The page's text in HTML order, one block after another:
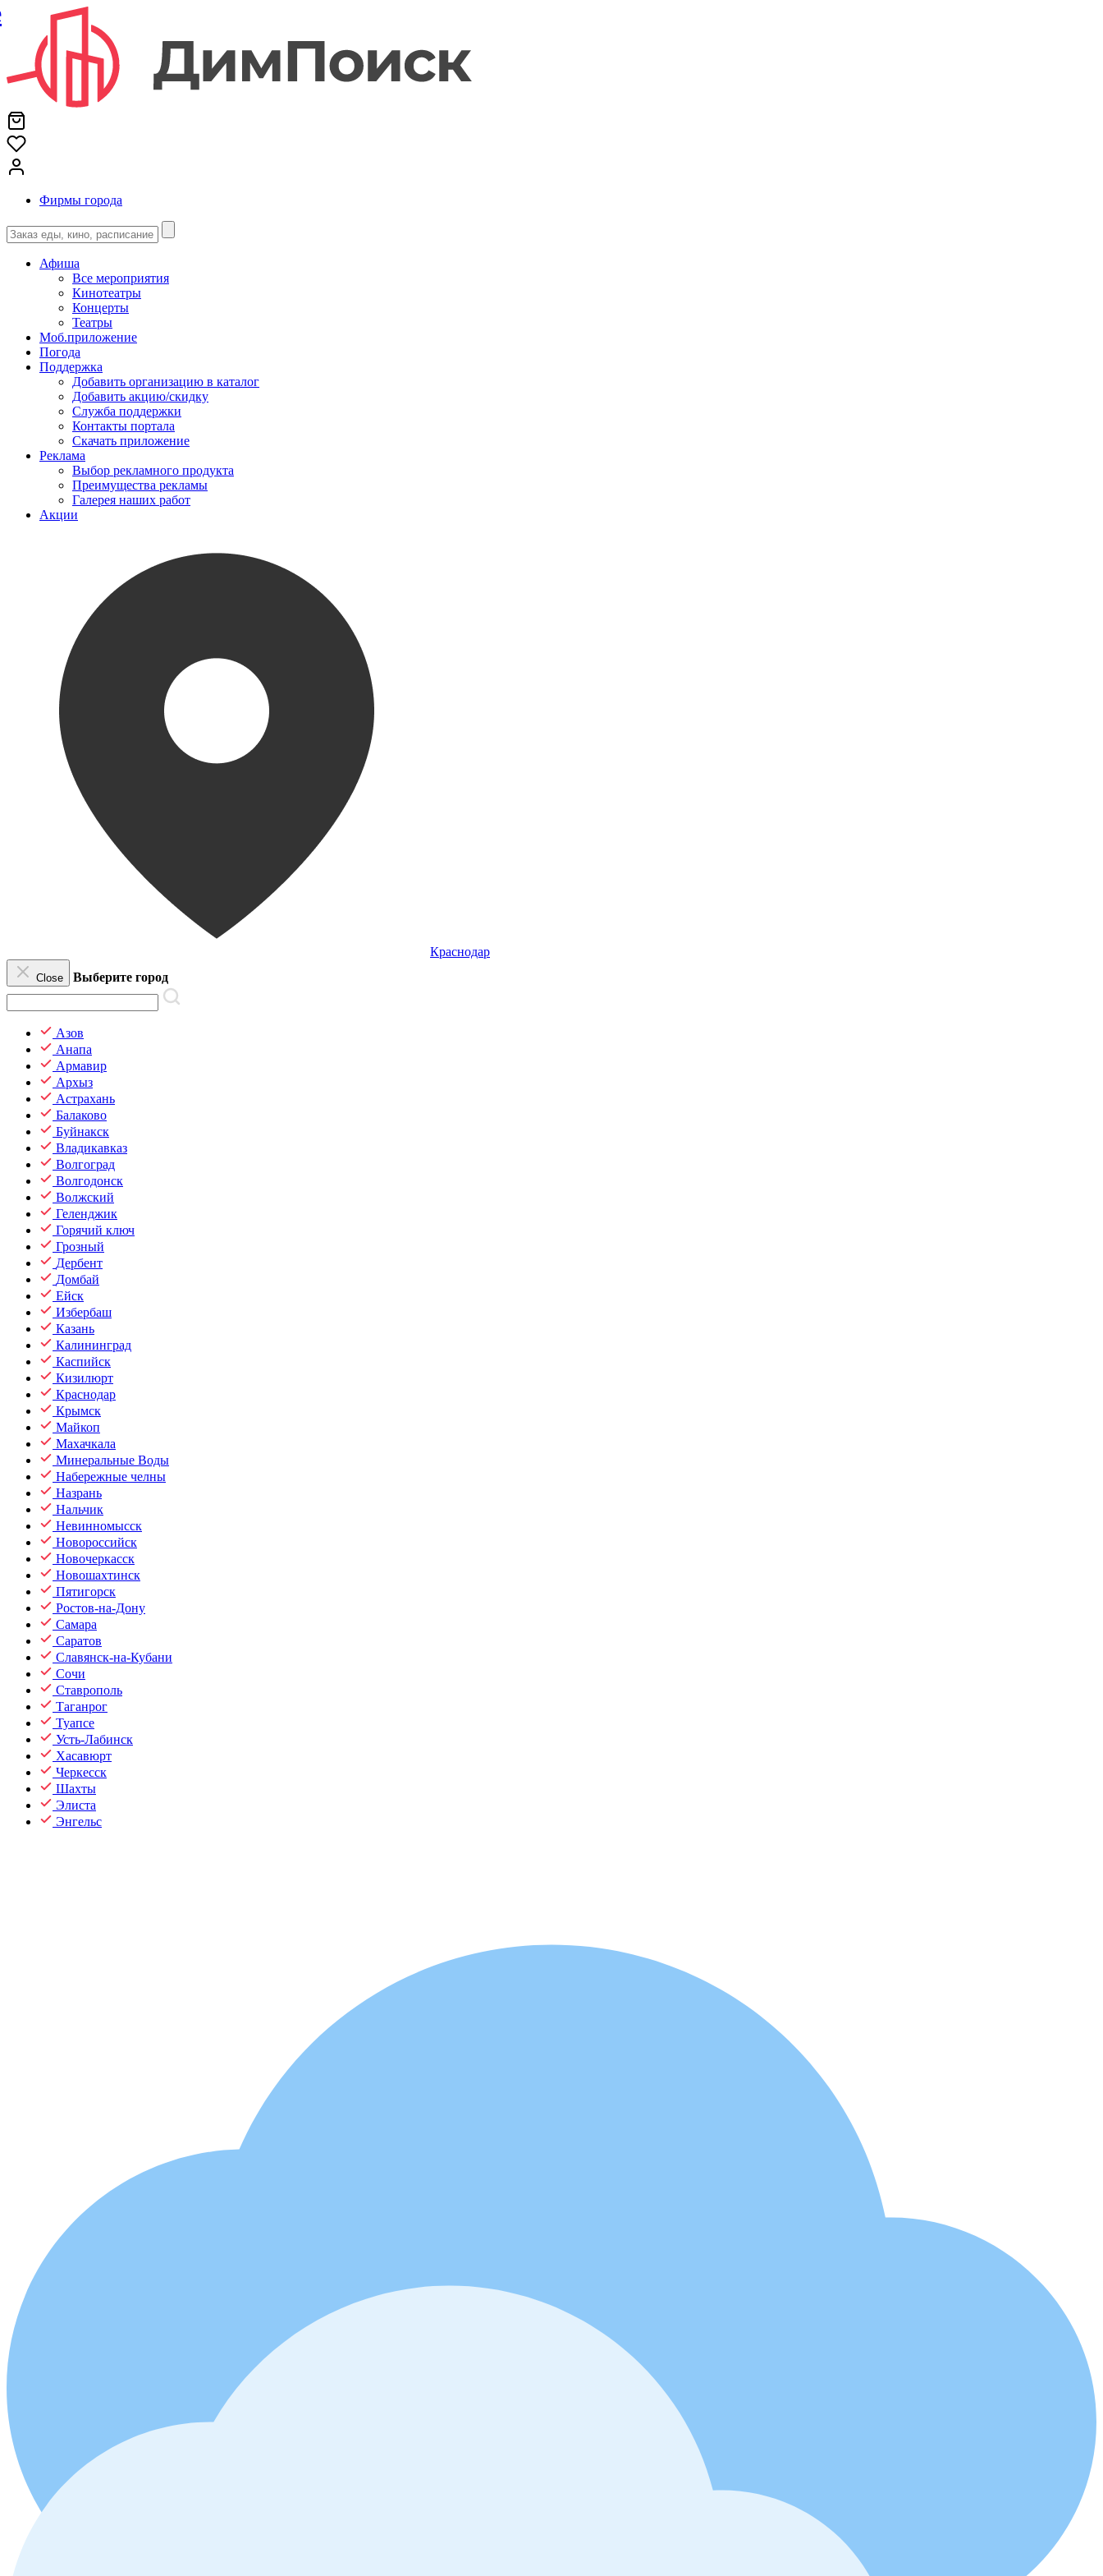
Фирмы города
Афиша
Все мероприятия
Кинотеатры
Концерты
Театры
Моб.приложение
Погода
Поддержка
Добавить организацию в каталог
Добавить акцию/скидку
Служба поддержки
Контакты портала
Скачать приложение
Реклама
Выбор рекламного продукта
Преимущества рекламы
Галерея наших работ
Акции
Краснодар
Close Выберите город
Азов
Анапа
Армавир
Архыз
Астрахань
Балаково
Буйнакск
Владикавказ
Волгоград
Волгодонск
Волжский
Геленджик
Горячий ключ
Грозный
Дербент
Домбай
Ейск
Избербаш
Казань
Калининград
Каспийск
Кизилюрт
Краснодар
Крымск
Майкоп
Махачкала
Минеральные Воды
Набережные челны
Назрань
Нальчик
Невинномысск
Новороссийск
Новочеркасск
Новошахтинск
Пятигорск
Ростов-на-Дону
Самара
Саратов
Славянск-на-Кубани
Сочи
Ставрополь
Таганрог
Туапсе
Усть-Лабинск
Хасавюрт
Черкесск
Шахты
Элиста
Энгельс